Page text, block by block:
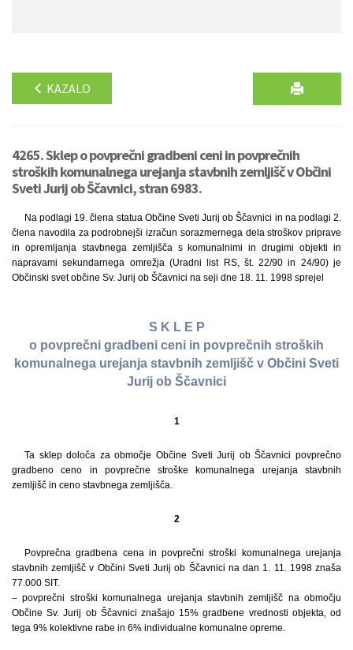
KAZALO
4265. Sklep o povprečni gradbeni ceni in povprečnih
stroških komunalnega urejanja stavbnih zemljišč v Občini
Sveti Jurij ob Ščavnici, stran 6983.
Na podlagi 19. člena statua Občine Sveti Jurij ob Ščavnici in na podlagi 2.
člena navodila za podrobnejši izračun sorazmernega dela stroškov priprave
in opremljanja stavbnega zemljišča s komunalnimi in drugimi objekti in
napravami sekundarnega omrežja (Uradni list RS, št. 22/90 in 24/90) je
Občinski svet občine Sv. Jurij ob Ščavnici na seji dne 18. 11. 1998 sprejel
S K L E P
o povprečni gradbeni ceni in povprečnih stroških
komunalnega urejanja stavbnih zemljišč v Občini Sveti
Jurij ob Ščavnici
1
Ta sklep določa za območje Občine Sveti Jurij ob Ščavnici povprečno
gradbeno ceno in povprečne stroške komunalnega urejanja stavbnih
zemljišč in ceno stavbnega zemljišča.
2
Povprečna gradbena cena in povprečni stroški komunalnega urejanja
stavbnih zemljišč v Občini Sveti Jurij ob Ščavnici na dan 1. 11. 1998 znaša
77.000 SIT.
– povprečni stroški komunalnega urejanja stavbnih zemljišč na območju
Občine Sv. Jurij ob Ščavnici znašajo 15% gradbene vrednosti objekta, od
tega 9% kolektivne rabe in 6% individualne komunalne opreme.